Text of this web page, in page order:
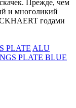
Прежде, чем
и многоликий
годами
PLATE ALU
PLATE BLUE